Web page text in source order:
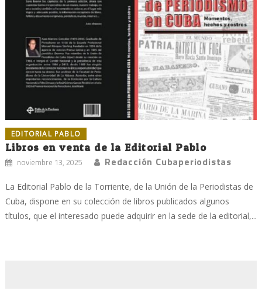
EDITORIAL PABLO
Libros en venta de la Editorial Pablo
noviembre 13, 2025 Redacción Cubaperiodistas
La Editorial Pablo de la Torriente, de la Unión de la Periodistas de
Cuba, dispone en su colección de libros publicados algunos
títulos, que el interesado puede adquirir en la sede de la editorial,...